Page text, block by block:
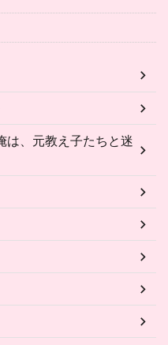
は、元教え子たちと迷